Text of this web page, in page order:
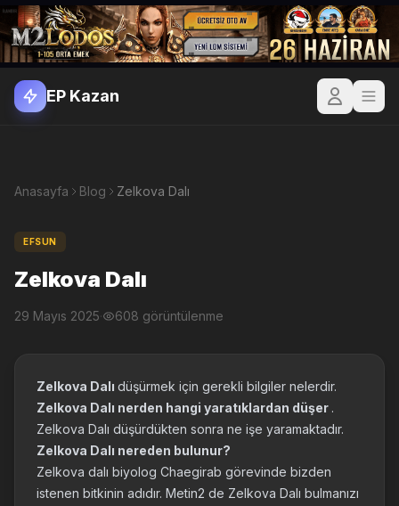
EP Kazan
Anasayfa Blog Zelkova Dalı
EFSUN
Zelkova Dalı
29 Mayıs 2025· 608 görüntülenme
Zelkova Dalı düşürmek için gerekli bilgiler nelerdir.
Zelkova Dalı nerden hangi yaratıklardan düşer .
Zelkova Dalı düşürdükten sonra ne işe yaramaktadır.
Zelkova Dalı nereden bulunur?
Zelkova dalı biyolog Chaegirab görevinde bizden
istenen bitkinin adıdır. Metin2 de Zelkova Dalı bulmanızı